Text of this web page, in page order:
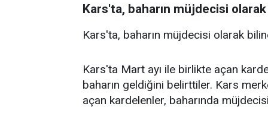
Kars'ta, baharın müjdecisi
Kars'ta, baharın müjdecisi olarak
Kars'ta Mart ayı ile birlikte açan
baharın geldiğini belirttiler. Kars
açan kardelenler, baharında